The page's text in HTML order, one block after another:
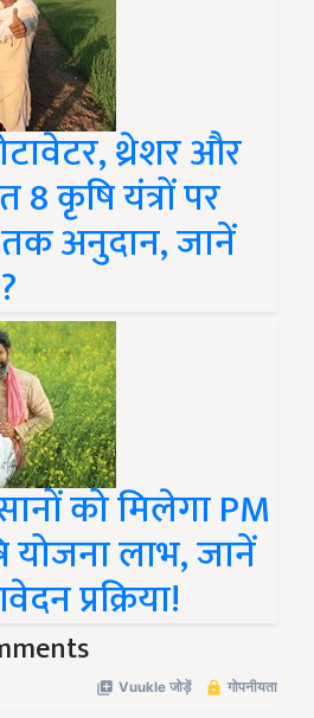
थ्रेशर और
8 कृषि यंत्रों पर
अनुदान, जानें
को मिलेगा PM
योजना लाभ, जानें
प्रक्रिया!